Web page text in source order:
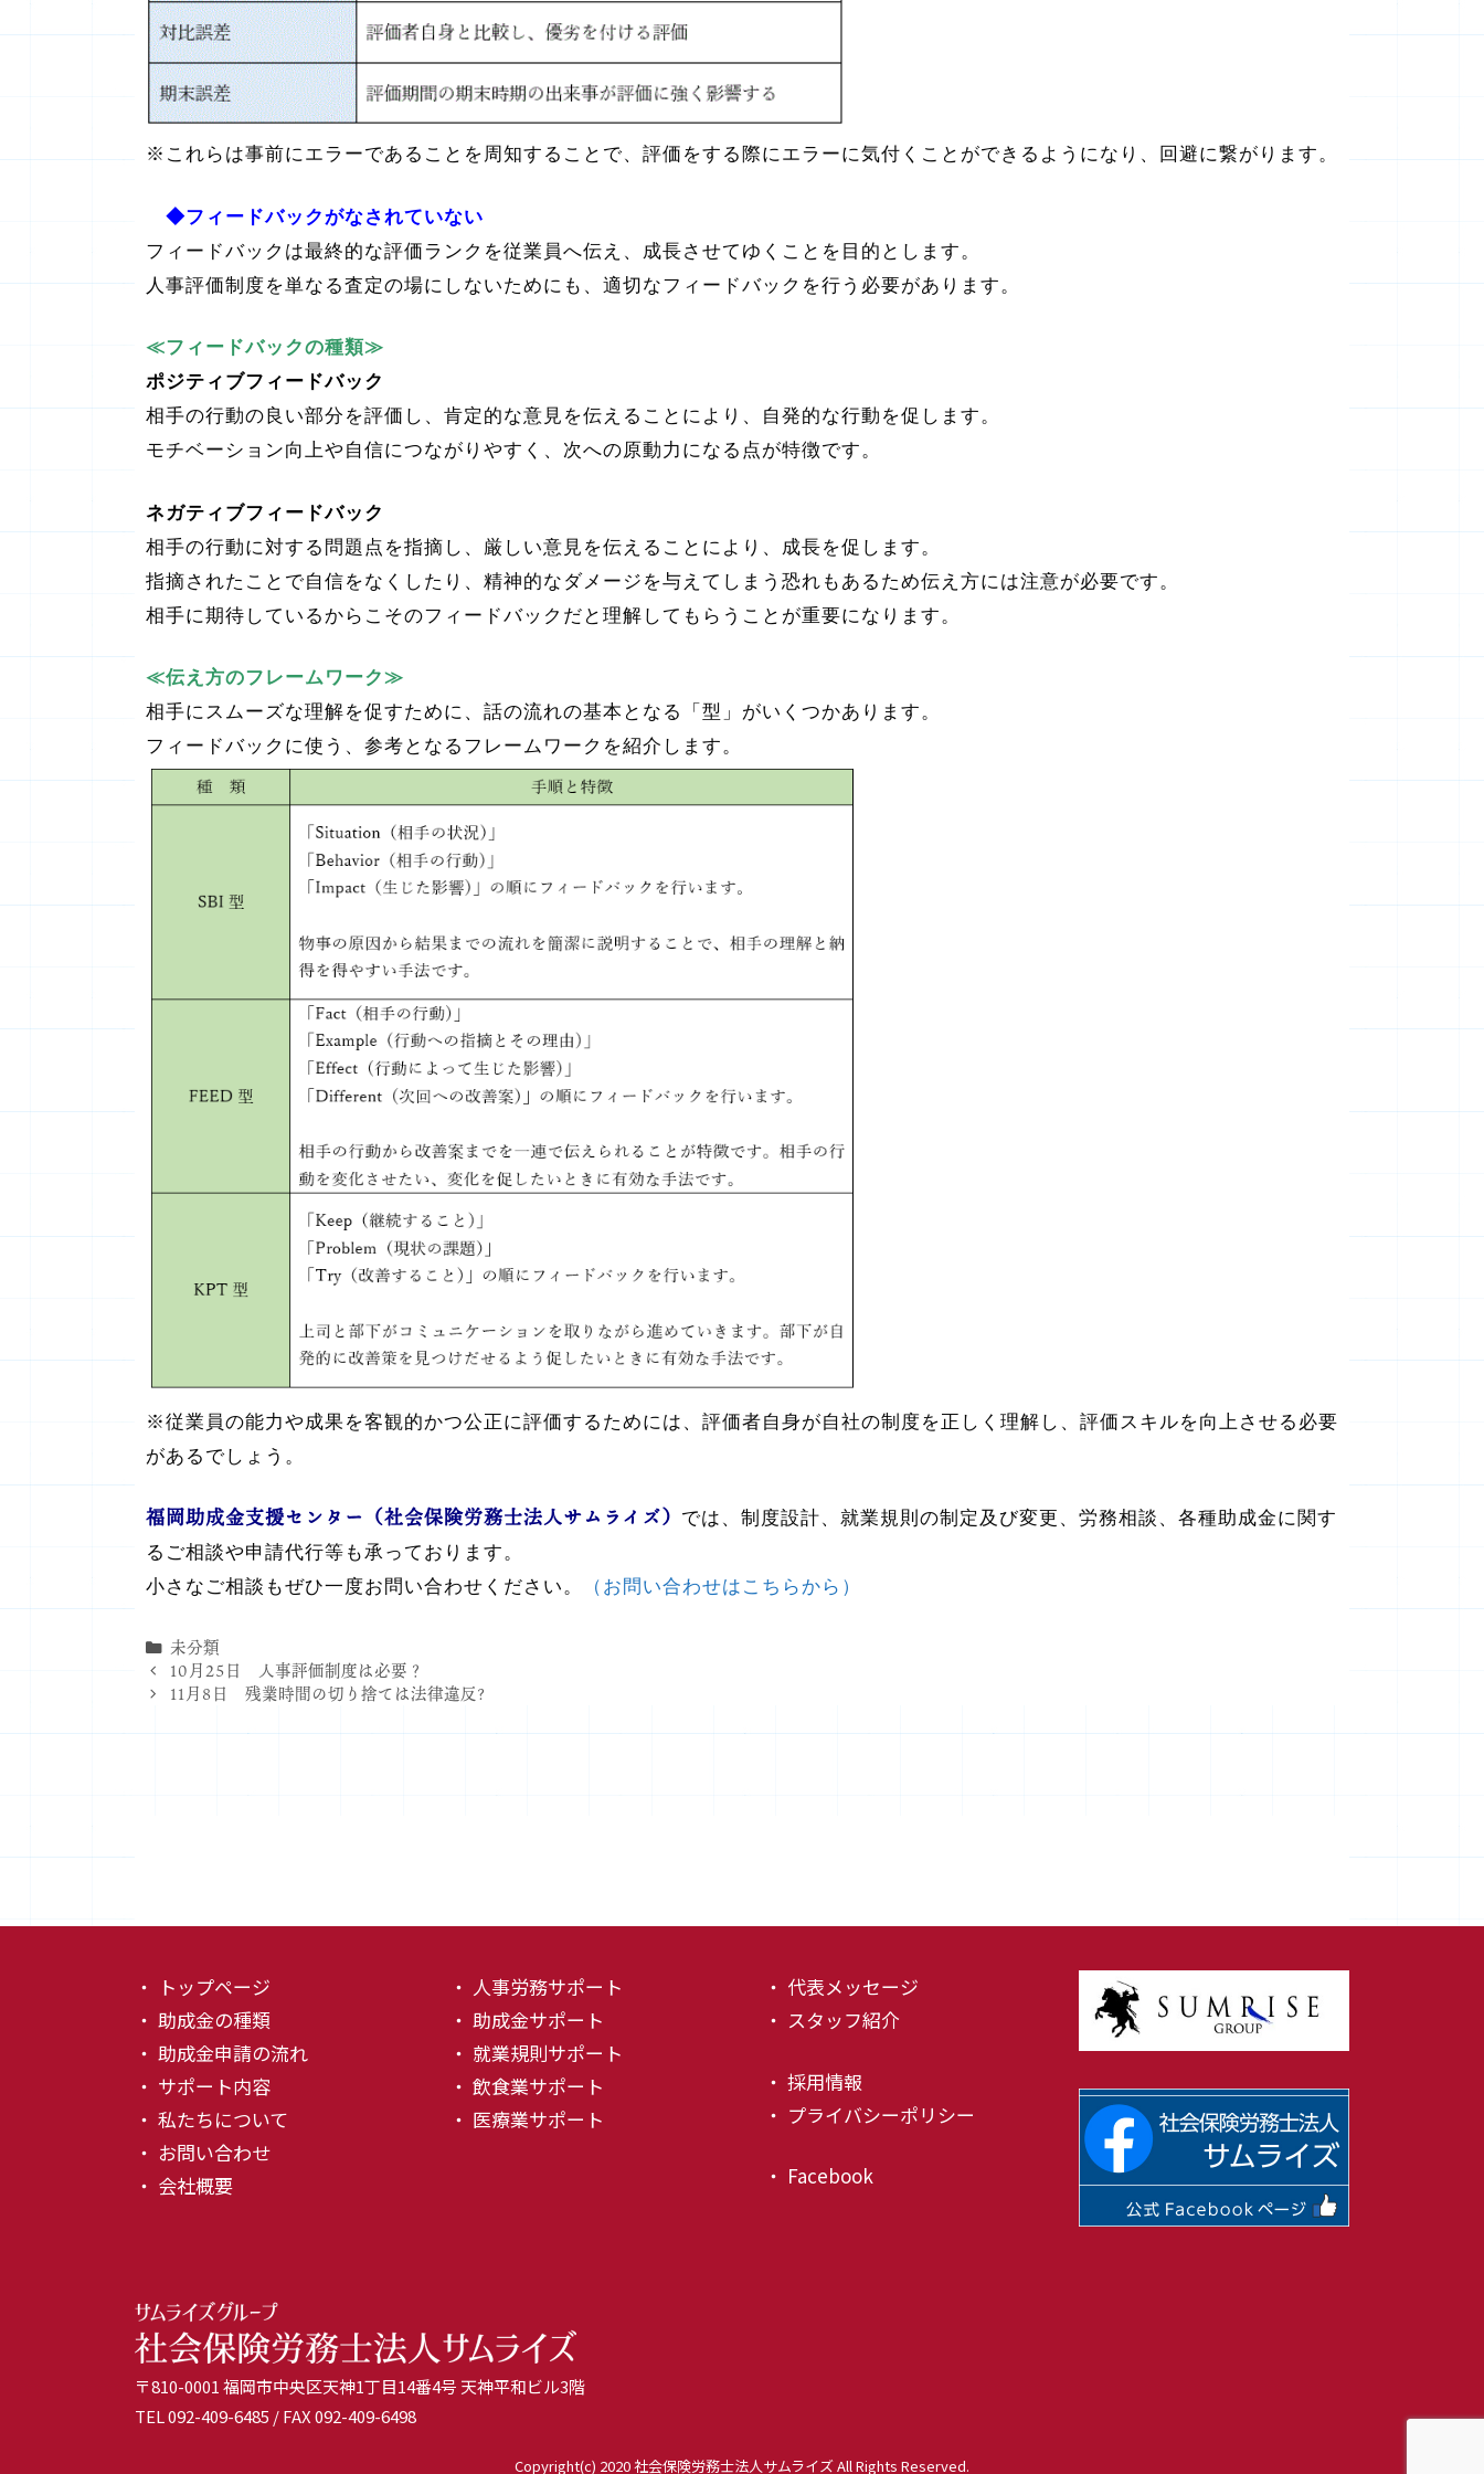
※これらは事前にエラーであることを周知することで、評価をする際にエラーに気付くことができるようになり、回避に繋がります。
◆フィードバックがなされていない
フィードバックは最終的な評価ランクを従業員へ伝え、成長させてゆくことを目的とします。
人事評価制度を単なる査定の場にしないためにも、適切なフィードバックを行う必要があります。
≪フィードバックの種類≫
ポジティブフィードバック
相手の行動の良い部分を評価し、肯定的な意見を伝えることにより、自発的な行動を促します。
モチベーション向上や自信につながりやすく、次への原動力になる点が特徴です。
ネガティブフィードバック
相手の行動に対する問題点を指摘し、厳しい意見を伝えることにより、成長を促します。
指摘されたことで自信をなくしたり、精神的なダメージを与えてしまう恐れもあるため伝え方には注意が必要です。
相手に期待しているからこそのフィードバックだと理解してもらうことが重要になります。
≪伝え方のフレームワーク≫
相手にスムーズな理解を促すために、話の流れの基本となる「型」がいくつかあります。
フィードバックに使う、参考となるフレームワークを紹介します。
※従業員の能力や成果を客観的かつ公正に評価するためには、評価者自身が自社の制度を正しく理解し、評価スキルを向上させる必要
があるでしょう。
福岡助成金支援センター（社会保険労務士法人サムライズ） では、制度設計、就業規則の制定及び変更、労務相談、各種助成金に関す
るご相談や申請代行等も承っております。
小さなご相談もぜひ一度お問い合わせください。
（お問い合わせはこちらから）
カ
テ
ゴ
未分類
10月25日 人事評価制度は必要？
11月8日 残業時間の切り捨ては法律違反?
・ トップページ
・ 助成金の種類
・ 助成金申請の流れ
・ サポート内容
・ 私たちについて
・ お問い合わせ
・ 会社概要
・ 人事労務サポート
・ 助成金サポート
・ 就業規則サポート
・ 飲食業サポート
・ 医療業サポート
・ 代表メッセージ
・ スタッフ紹介
・ 採用情報
・ プライバシーポリシー
・ Facebook
〒810-0001 福岡市中央区天神1丁目14番4号 天神平和ビル3階
TEL092-409-6485 / FAX 092-409-6498
Copyright(c) 2020 社会保険労務士法人サムライズ All Rights Reserved.